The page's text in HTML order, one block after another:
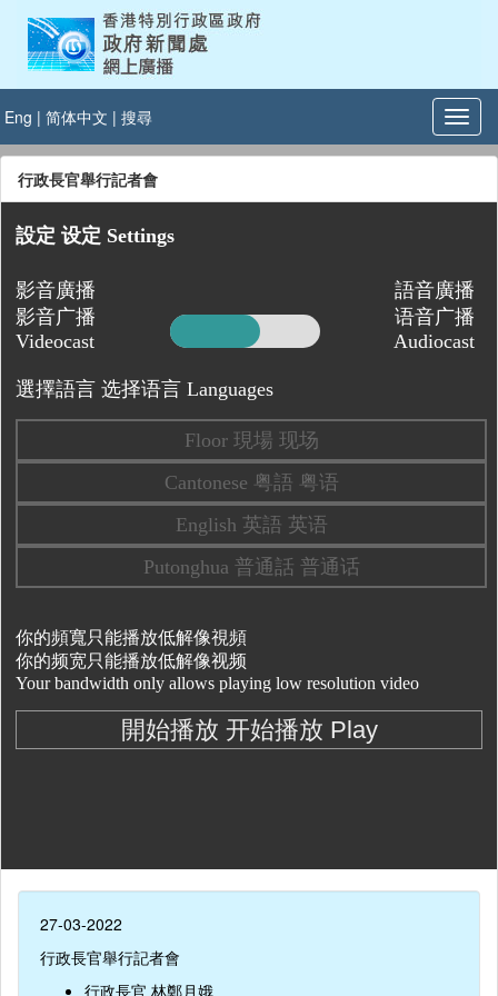
Eng | 简体中文 | 搜尋
行政長官舉行記者會
27-03-2022
行政長官舉行記者會
行政長官 林鄭月娥